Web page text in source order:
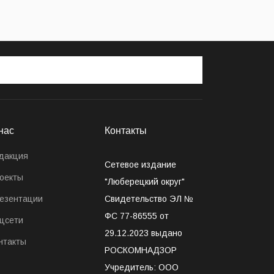
Контакты
Сетевое издание
"Люберецкий округ"
Свидетельство ЭЛ №
ФС 77-86555 от
29.12.2023 выдано
РОСКОМНАДЗОР
Учредитель: ООО